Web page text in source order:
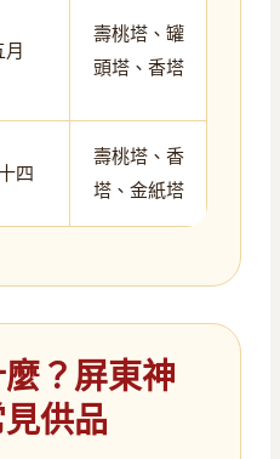
月
壽桃塔、罐
頭塔、香塔
四
壽桃塔、香
塔、金紙塔
？屏東神
供品